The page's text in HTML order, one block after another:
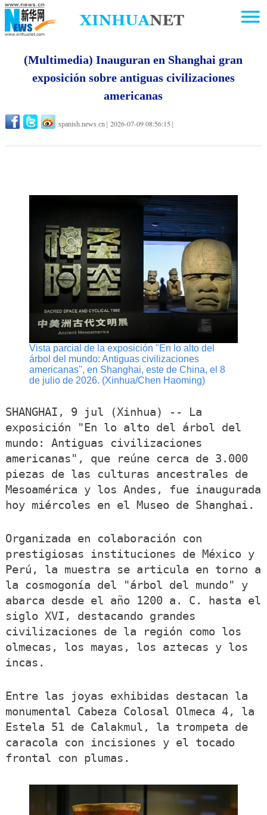
(Multimedia) Inauguran en Shanghai gran
exposición sobre antiguas civilizaciones
americanas
spanish.news.cn 2026-07-09 08:56:15
Vista parcial de la exposición "En lo alto del
árbol del mundo: Antiguas civilizaciones
americanas", en Shanghai, este de China, el 8
de julio de 2026. (Xinhua/Chen Haoming)
SHANGHAI, 9 jul (Xinhua) -- La
exposición "En lo alto del árbol del
mundo: Antiguas civilizaciones
americanas", que reúne cerca de 3.000
piezas de las culturas ancestrales de
Mesoamérica y los Andes, fue inaugurada
hoy miércoles en el Museo de Shanghai.
Organizada en colaboración con
prestigiosas instituciones de México y
Perú, la muestra se articula en torno a
la cosmogonía del "árbol del mundo" y
abarca desde el año 1200 a. C. hasta el
siglo XVI, destacando grandes
civilizaciones de la región como los
olmecas, los mayas, los aztecas y los
incas.
Entre las joyas exhibidas destacan la
monumental Cabeza Colosal Olmeca 4, la
Estela 51 de Calakmul, la trompeta de
caracola con incisiones y el tocado
frontal con plumas.